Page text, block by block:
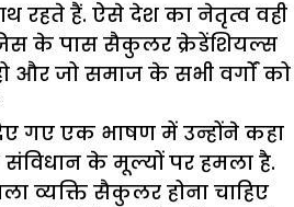
रहते हैं. ऐसे देश का नेतृत्व वही
के पास सैकुलर क्रेडेंशियल्स
और जो समाज के सभी वर्गों को
गए एक भाषण में उन्होंने कहा
संविधान के मूल्यों पर हमला है.
व्यक्ति सैकुलर होना चाहिए